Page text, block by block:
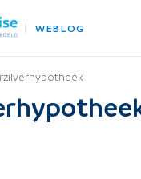
WEBLOG